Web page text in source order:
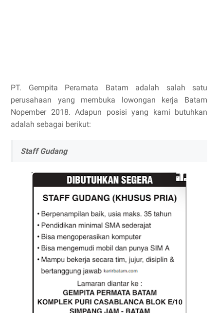
PT. Gempita Peramata Batam adalah salah satu
perusahaan yang membuka lowongan kerja Batam
Nopember 2018. Adapun posisi yang kami butuhkan
adalah sebagai berikut:
Staff Gudang